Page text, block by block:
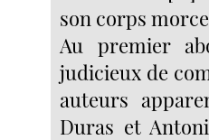
son corps
Au premier
judicieux de
auteurs
Duras et